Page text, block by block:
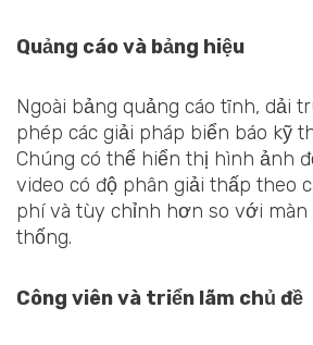
Quảng cáo và bảng hiệu
Ngoài bảng quảng cáo tĩnh, dải
phép các giải pháp biển báo kỹ
Chúng có thể hiển thị hình ảnh
video có độ phân giải thấp theo
phí và tùy chỉnh hơn so với màn
thống.
Công viên và triển lãm chủ đề